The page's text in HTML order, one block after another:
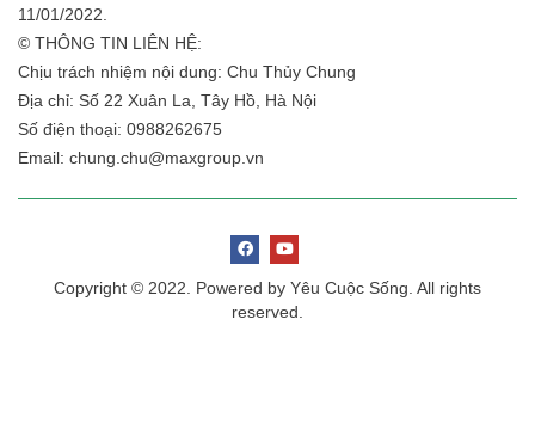
11/01/2022.
© THÔNG TIN LIÊN HỆ:
Chịu trách nhiệm nội dung: Chu Thủy Chung
Địa chỉ: Số 22 Xuân La, Tây Hồ, Hà Nội
Số điện thoại: 0988262675
Email: chung.chu@maxgroup.vn
Copyright © 2022. Powered by Yêu Cuộc Sống. All rights
reserved.